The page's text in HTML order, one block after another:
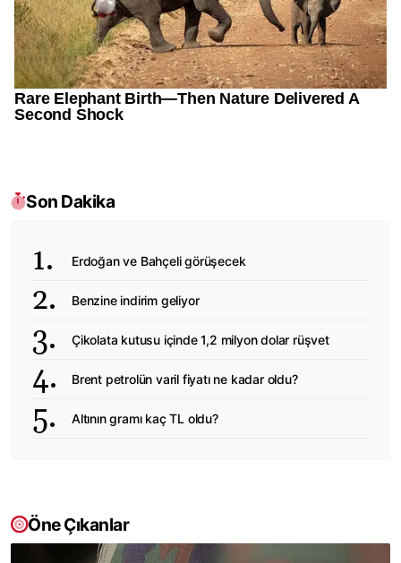
Son Dakika
Erdoğan ve Bahçeli görüşecek
Benzine indirim geliyor
Çikolata kutusu içinde 1,2 milyon dolar rüşvet
Brent petrolün varil fiyatı ne kadar oldu?
Altının gramı kaç TL oldu?
Öne Çıkanlar